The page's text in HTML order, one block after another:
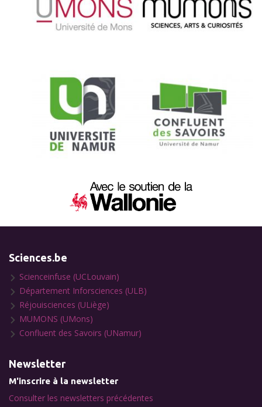
Sciences.be
Scienceinfuse (UCLouvain)
Département Inforsciences (ULB)
Réjouisciences (ULiège)
MUMONS (UMons)
Confluent des Savoirs (UNamur)
Newsletter
M'inscrire à la newsletter
Consulter les newsletters précédentes